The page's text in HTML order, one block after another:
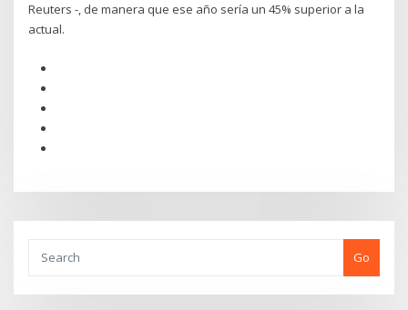
Reuters -, de manera que ese año sería un 45% superior a la
actual.
Go